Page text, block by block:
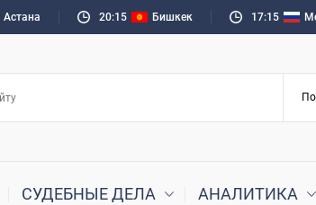
Астана 20:15 Бишкек 17:15
СУДЕБНЫЕ ДЕЛА АНАЛИТИКА